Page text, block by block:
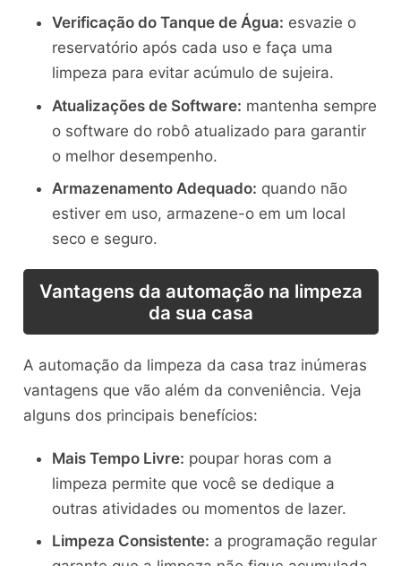
Verificação do Tanque de Água: esvazie o
reservatório após cada uso e faça uma
limpeza para evitar acúmulo de sujeira.
Atualizações de Software: mantenha sempre
o software do robô atualizado para garantir
o melhor desempenho.
Armazenamento Adequado: quando não
estiver em uso, armazene-o em um local
seco e seguro.
Vantagens da automação na limpeza
da sua casa
A automação da limpeza da casa traz inúmeras
vantagens que vão além da conveniência. Veja
alguns dos principais benefícios:
Mais Tempo Livre: poupar horas com a
limpeza permite que você se dedique a
outras atividades ou momentos de lazer.
Limpeza Consistente: a programação regular